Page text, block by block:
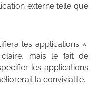
externe telle que
les applications «
claire, mais le fait de
les applications
la convivialité.